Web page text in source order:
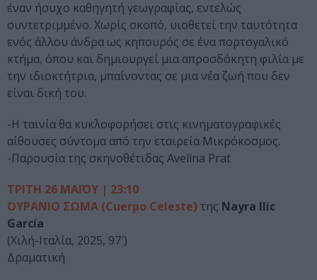
έναν ήσυχο καθηγητή γεωγραφίας, εντελώς
συντετριμμένο. Χωρίς σκοπό, υιοθετεί την ταυτότητα
ενός άλλου άνδρα ως κηπουρός σε ένα πορτογαλικό
κτήμα, όπου και δημιουργεί μια απροσδόκητη φιλία με
την ιδιοκτήτρια, μπαίνοντας σε μια νέα ζωή που δεν
είναι δική του.
-Η ταινία θα κυκλοφορήσει στις κινηματογραφικές
αίθουσες σύντομα από την εταιρεία Μικρόκοσμος.
-Παρουσία της σκηνοθέτιδας Avelina Prat
ΤΡΙΤΗ 26 ΜΑΪΟΥ | 23:10
ΟΥΡΑΝΙΟ ΣΩΜΑ (Cuerpo Celeste) της Nayra Ilic
García
(Χιλή-Ιταλία, 2025, 97′)
Δραματική